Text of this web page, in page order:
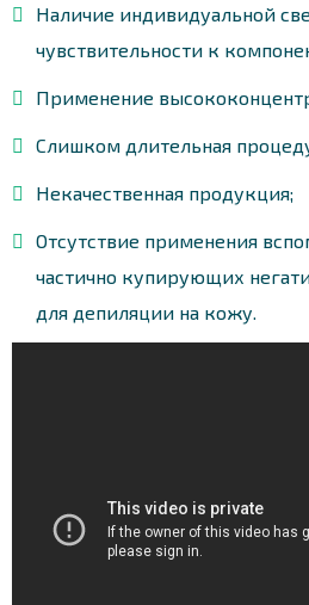
Наличие индивидуальной
чувствительности к
Применение
Слишком длительная
Некачественная продукция;
Отсутствие применения
частично купирующих
для депиляции на кожу.